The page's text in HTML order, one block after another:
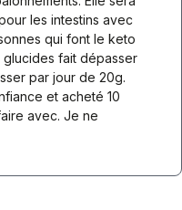
les intestins avec
qui font le keto
fait dépasser
par jour de 20g.
et acheté 10
avec. Je ne